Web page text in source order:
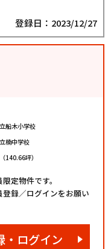
登録日：2023/12/27
船木小学校
楠中学校
140.66坪）
定物件です。
録／ログインをお願い
・ログイン